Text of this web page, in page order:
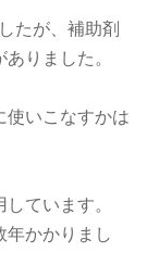
たが、補助剤
りました。
使いこなすかは
ています。
年かかりまし